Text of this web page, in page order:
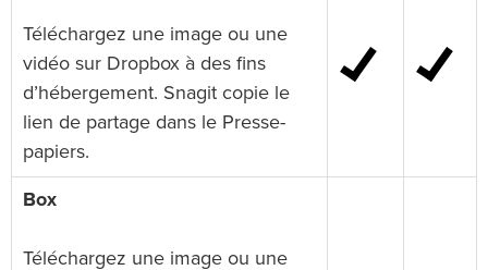
Téléchargez une image ou une
vidéo sur Dropbox à des fins
d’hébergement. Snagit copie le
lien de partage dans le Presse-
papiers.
Box
Téléchargez une image ou une